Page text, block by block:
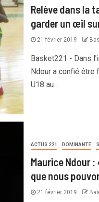
Relève dans la
garder un œil
21 février 2019
Basket221 - Dans
Ndour a confié être
U18 au...
ACTUS 221 DOMINANTE
Maurice Ndour
que nous
21 février 2019